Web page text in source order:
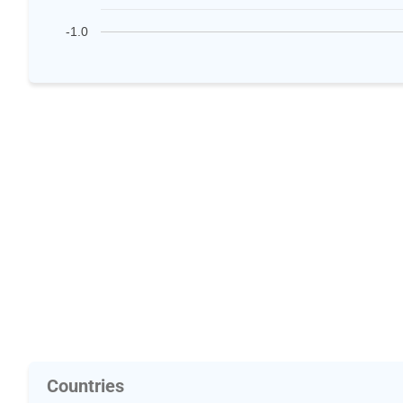
-1.0
Countries